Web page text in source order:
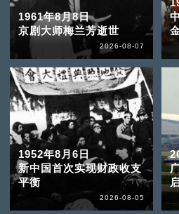
1961年8月8日
京剧大师梅兰芳逝世
2026-08-07
1952年8月6日
新中国首次实现财政收支
平衡
2026-08-05